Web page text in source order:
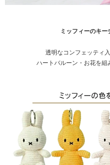
ミッフィーのキー
透明なコンフェッティ
ハートバルーン・お花を組